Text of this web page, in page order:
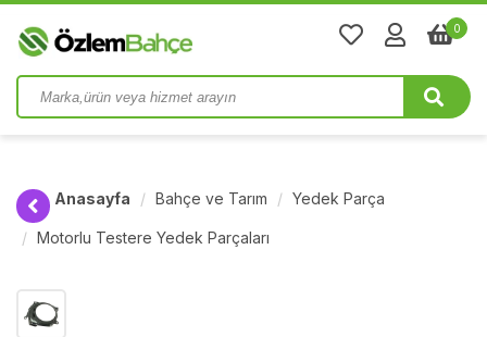
0
Anasayfa Bahçe ve Tarım Yedek Parça
Motorlu Testere Yedek Parçaları